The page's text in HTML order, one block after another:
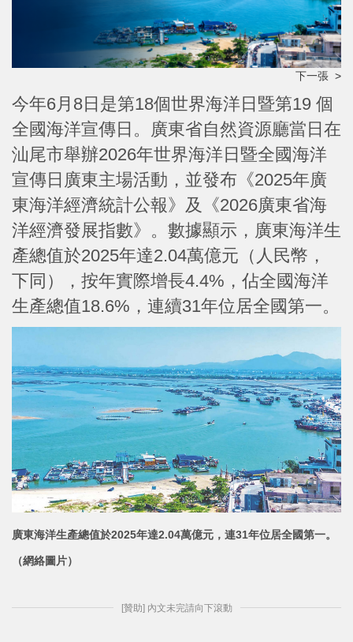
下一張 >
今年6月8日是第18個世界海洋日暨第19 個
全國海洋宣傳日。廣東省自然資源廳當日在
汕尾市舉辦2026年世界海洋日暨全國海洋
宣傳日廣東主場活動，並發布《2025年廣
東海洋經濟統計公報》及《2026廣東省海
洋經濟發展指數》。數據顯示，廣東海洋生
產總值於2025年達2.04萬億元（人民幣，
下同），按年實際增長4.4%，佔全國海洋
生產總值18.6%，連續31年位居全國第一。
廣東海洋生產總值於2025年達2.04萬億元，連31年位居全國第一。
（網絡圖片）
[贊助] 內文未完請向下滾動